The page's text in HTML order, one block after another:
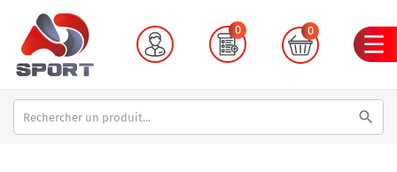
0 0
search